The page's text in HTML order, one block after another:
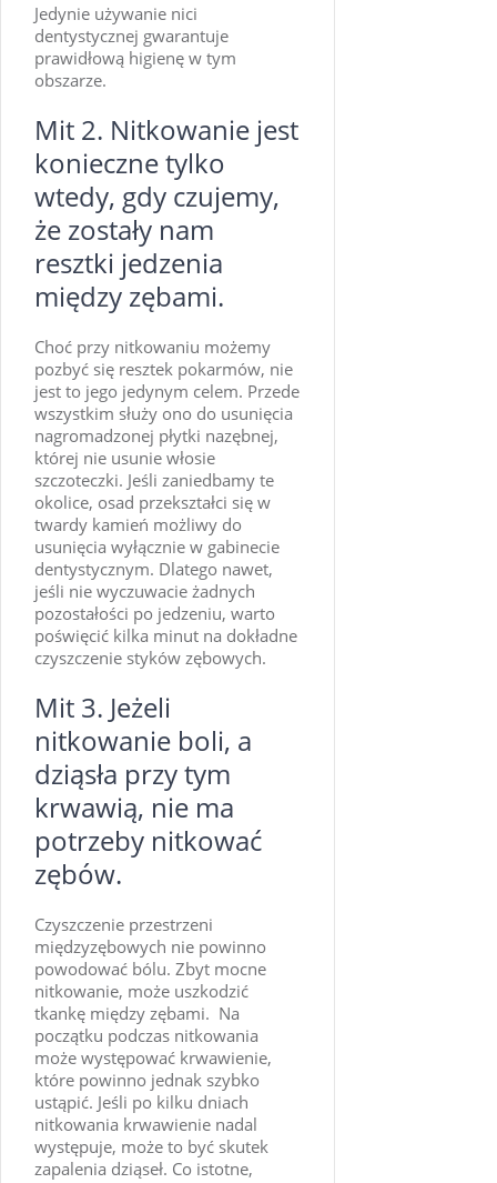
Jedynie używanie nici
dentystycznej gwarantuje
prawidłową higienę w tym
obszarze.
Mit 2. Nitkowanie jest
konieczne tylko
wtedy, gdy czujemy,
że zostały nam
resztki jedzenia
między zębami.
Choć przy nitkowaniu możemy
pozbyć się resztek pokarmów, nie
jest to jego jedynym celem. Przede
wszystkim służy ono do usunięcia
nagromadzonej płytki nazębnej,
której nie usunie włosie
szczoteczki. Jeśli zaniedbamy te
okolice, osad przekształci się w
twardy kamień możliwy do
usunięcia wyłącznie w gabinecie
dentystycznym. Dlatego nawet,
jeśli nie wyczuwacie żadnych
pozostałości po jedzeniu, warto
poświęcić kilka minut na dokładne
czyszczenie styków zębowych.
Mit 3. Jeżeli
nitkowanie boli, a
dziąsła przy tym
krwawią, nie ma
potrzeby nitkować
zębów.
Czyszczenie przestrzeni
międzyzębowych nie powinno
powodować bólu. Zbyt mocne
nitkowanie, może uszkodzić
tkankę między zębami. Na
początku podczas nitkowania
może występować krwawienie,
które powinno jednak szybko
ustąpić. Jeśli po kilku dniach
nitkowania krwawienie nadal
występuje, może to być skutek
zapalenia dziąseł. Co istotne,